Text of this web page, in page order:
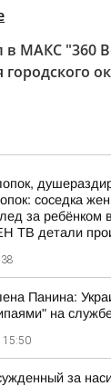
в МАКС "360
соседка
за ребёнком
ТВ детали
Панина:
на
15:50
за